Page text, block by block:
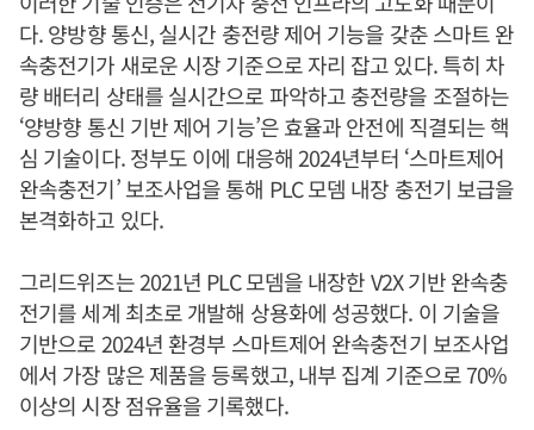
다. 양방향 통신, 실시간 충전량 제어 기능을 갖춘 스마트 완
속충전기가 새로운 시장 기준으로 자리 잡고 있다. 특히 차
량 배터리 상태를 실시간으로 파악하고 충전량을 조절하는
‘양방향 통신 기반 제어 기능’은 효율과 안전에 직결되는 핵
심 기술이다. 정부도 이에 대응해 2024년부터 ‘스마트제어
완속충전기’ 보조사업을 통해 PLC 모뎀 내장 충전기 보급을
본격화하고 있다.
그리드위즈는 2021년 PLC 모뎀을 내장한 V2X 기반 완속충
전기를 세계 최초로 개발해 상용화에 성공했다. 이 기술을
기반으로 2024년 환경부 스마트제어 완속충전기 보조사업
에서 가장 많은 제품을 등록했고, 내부 집계 기준으로 70%
이상의 시장 점유율을 기록했다.